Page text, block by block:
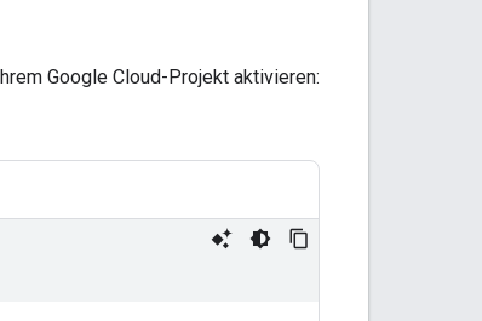
Google Cloud-Projekt aktivieren: